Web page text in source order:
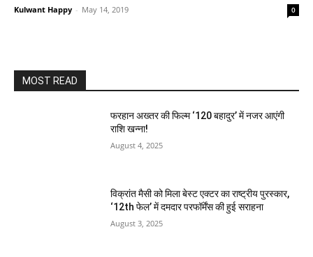
Kulwant Happy - May 14, 2019 0
MOST READ
फरहान अख्तर की फिल्म ‘120 बहादुर’ में नजर आएंगी
राशि खन्ना!
August 4, 2025
विक्रांत मैसी को मिला बेस्ट एक्टर का राष्ट्रीय पुरस्कार,
‘12th फेल’ में दमदार परफॉर्मेंस की हुई सराहना
August 3, 2025